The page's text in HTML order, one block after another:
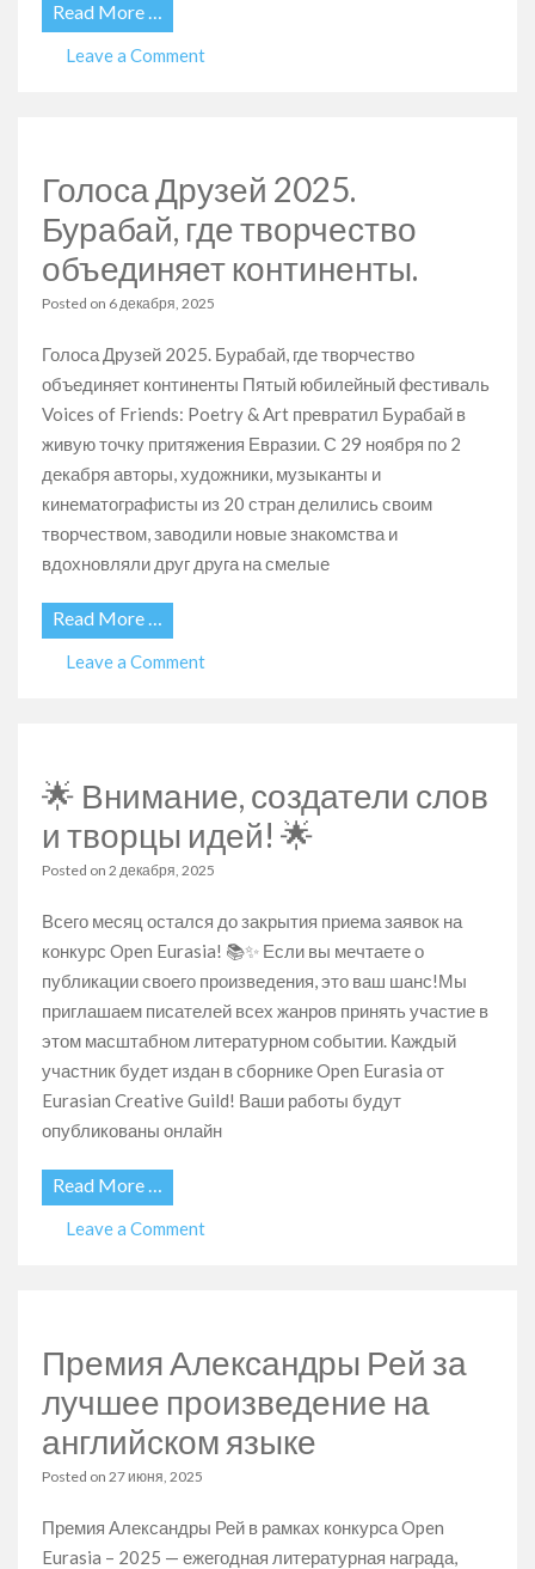
Read More …
Leave a Commenton
конкурсы
Voices
of
Friends
Eurasia!
Голоса Друзей 2025.
Бурабай, где творчество
объединяет континенты.
Posted on 6 декабря, 2025
Голоса Друзей 2025. Бурабай, где творчество
объединяет континенты Пятый юбилейный фестиваль
Voices of Friends: Poetry & Art превратил Бурабай в
живую точку притяжения Евразии. С 29 ноября по 2
декабря авторы, художники, музыканты и
кинематографисты из 20 стран делились своим
творчеством, заводили новые знакомства и
вдохновляли друг друга на смелые
Read More …
Leave a Commenton
где
творчество
объединяет
континенты.
🌟 Внимание, создатели слов
и творцы идей! 🌟
Posted on 2 декабря, 2025
Всего месяц остался до закрытия приема заявок на
конкурс Open Eurasia! 📚✨ Если вы мечтаете о
публикации своего произведения, это ваш шанс!Мы
приглашаем писателей всех жанров принять участие в
этом масштабном литературном событии. Каждый
участник будет издан в сборнике Open Eurasia от
Eurasian Creative Guild! Ваши работы будут
опубликованы онлайн
Read More …
Leave a Commenton
и
идей!
🌟
Премия Александры Рей за
лучшее произведение на
английском языке
Posted on 27 июня, 2025
Премия Александры Рей в рамках конкурса Open
Eurasia – 2025 — ежегодная литературная награда,